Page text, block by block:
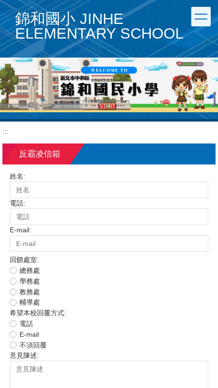
跳
到
主
要
內
容
區
錦和國小 JINHE
ELEMENTARY SCHOOL
:::
反霸凌信箱
姓名:
電話:
E-mail:
回饋處室:
總務處
學務處
教務處
輔導處
希望本校回覆方式:
電話
E-mail
不須回覆
意見陳述: